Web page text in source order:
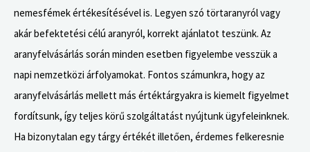
nemesfémek értékesítésével is. Legyen szó törtaranyról vagy
akár befektetési célú aranyról, korrekt ajánlatot teszünk. Az
aranyfelvásárlás során minden esetben figyelembe vesszük a
napi nemzetközi árfolyamokat. Fontos számunkra, hogy az
aranyfelvásárlás mellett más értéktárgyakra is kiemelt figyelmet
fordítsunk, így teljes körű szolgáltatást nyújtunk ügyfeleinknek.
Ha bizonytalan egy tárgy értékét illetően, érdemes felkeresnie